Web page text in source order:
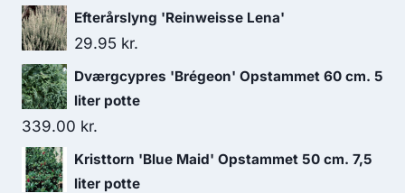
Efterårslyng 'Reinweisse Lena'
29.95 kr.
Dværgcypres 'Brégeon' Opstammet 60 cm. 5
liter potte
339.00 kr.
Kristtorn 'Blue Maid' Opstammet 50 cm. 7,5
liter potte